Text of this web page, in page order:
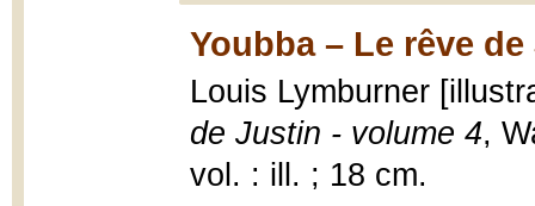
Youbba – Le rêve
Louis Lymburner
de Justin - volume 4,
vol. : ill. ; 18 cm.